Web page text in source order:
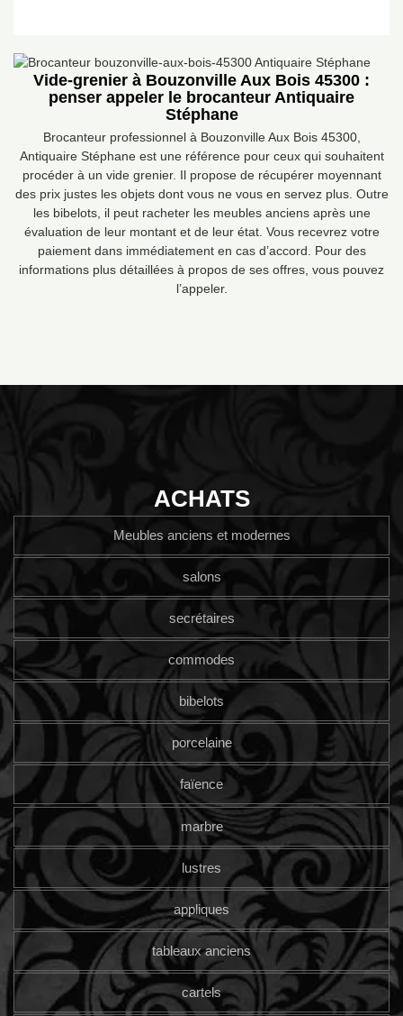
Vide-grenier à Bouzonville Aux Bois 45300 :
penser appeler le brocanteur Antiquaire
Stéphane
Brocanteur professionnel à Bouzonville Aux Bois 45300,
Antiquaire Stéphane est une référence pour ceux qui souhaitent
procéder à un vide grenier. Il propose de récupérer moyennant
des prix justes les objets dont vous ne vous en servez plus. Outre
les bibelots, il peut racheter les meubles anciens après une
évaluation de leur montant et de leur état. Vous recevrez votre
paiement dans immédiatement en cas d’accord. Pour des
informations plus détaillées à propos de ses offres, vous pouvez
l’appeler.
ACHATS
Meubles anciens et modernes
salons
secrétaires
commodes
bibelots
porcelaine
faïence
marbre
lustres
appliques
tableaux anciens
cartels